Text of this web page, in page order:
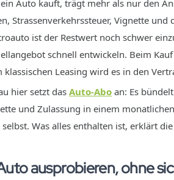
Auto kauft, trägt mehr als nur den
Strassenverkehrssteuer, Vignette
ist der Restwert noch schwer
schnell entwickeln. Beim
klassischen Leasing wird es in den
hier setzt das Auto-Abo an: Es
und Zulassung in einem
selbst. Was alles enthalten ist, erklärt
ausprobieren, ohne